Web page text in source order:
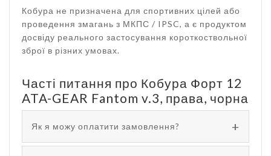
Кобура не призначена для спортивних цілей або
проведення змагань з МКПС / IPSC, а є продуктом
досвіду реального застосування короткоствольної
зброї в різних умовах.
Часті питання про Кобура Форт 12
ATA-GEAR Fantom v.3, права, чорна
Як я можу оплатити замовлення?